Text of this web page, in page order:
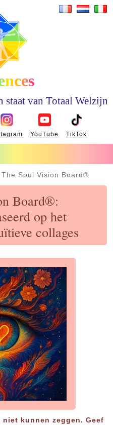
staat van Totaal Welzijn
TikTok
YouTube
The Soul Vision Board®
Board®:
op het
collages
kunnen zeggen. Geef